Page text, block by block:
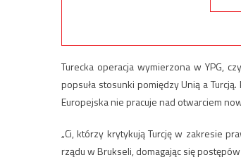
Turecka operacja wymierzona w YPG,
popsuła stosunki pomiędzy Unią a
Europejska nie pracuje nad otwarciem
„Ci, którzy krytykują Turcję w zakresie
rządu w Brukseli, domagając się